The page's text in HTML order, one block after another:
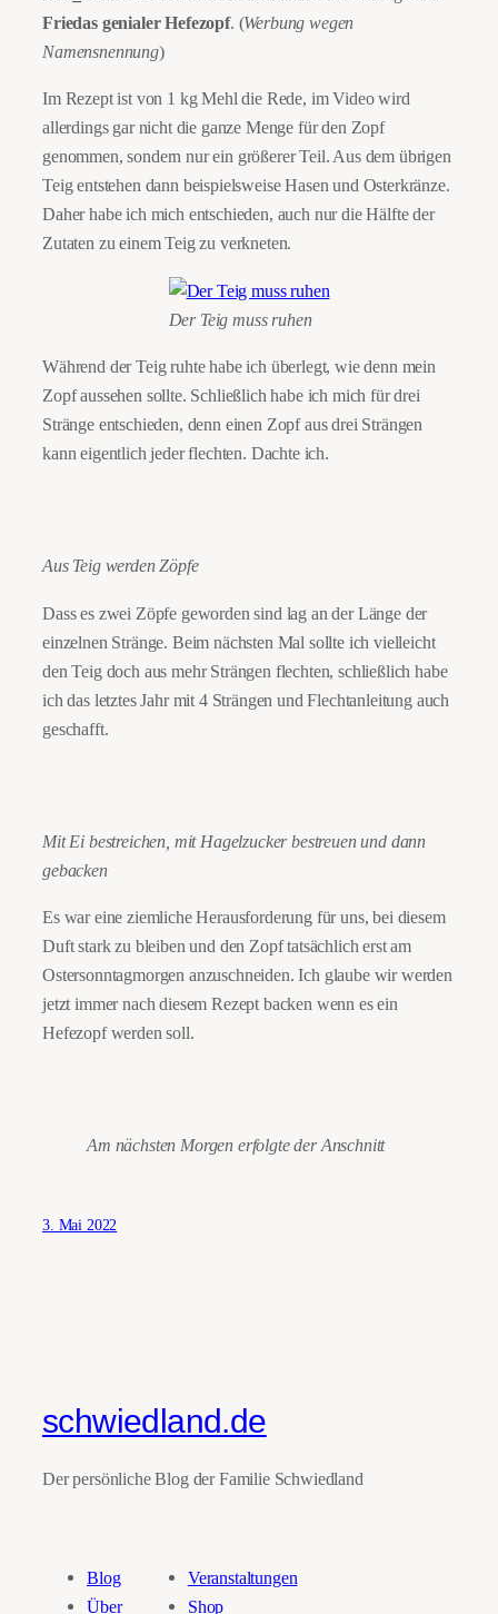
Friedas genialer Hefezopf. (Werbung wegen
Namensnennung)
Im Rezept ist von 1 kg Mehl die Rede, im Video wird
allerdings gar nicht die ganze Menge für den Zopf
genommen, sondern nur ein größerer Teil. Aus dem übrigen
Teig entstehen dann beispielsweise Hasen und Osterkränze.
Daher habe ich mich entschieden, auch nur die Hälfte der
Zutaten zu einem Teig zu verkneten.
Der Teig muss ruhen
Während der Teig ruhte habe ich überlegt, wie denn mein
Zopf aussehen sollte. Schließlich habe ich mich für drei
Stränge entschieden, denn einen Zopf aus drei Strängen
kann eigentlich jeder flechten. Dachte ich.
Aus Teig werden Zöpfe
Dass es zwei Zöpfe geworden sind lag an der Länge der
einzelnen Stränge. Beim nächsten Mal sollte ich vielleicht
den Teig doch aus mehr Strängen flechten, schließlich habe
ich das letztes Jahr mit 4 Strängen und Flechtanleitung auch
geschafft.
Mit Ei bestreichen, mit Hagelzucker bestreuen und dann
gebacken
Es war eine ziemliche Herausforderung für uns, bei diesem
Duft stark zu bleiben und den Zopf tatsächlich erst am
Ostersonntagmorgen anzuschneiden. Ich glaube wir werden
jetzt immer nach diesem Rezept backen wenn es ein
Hefezopf werden soll.
Am nächsten Morgen erfolgte der Anschnitt
3. Mai 2022
schwiedland.de
Der persönliche Blog der Familie Schwiedland
Blog
Über
Veranstaltungen
Shop